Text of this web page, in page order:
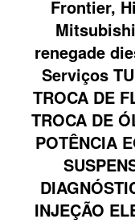
Frontier,
renegade
Serviços
TROCA DE
TROCA DE
POTÊNCIA
INJEÇÃO